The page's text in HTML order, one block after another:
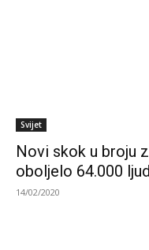
Svijet
Novi skok u broju
oboljelo 64.000
14/02/2020